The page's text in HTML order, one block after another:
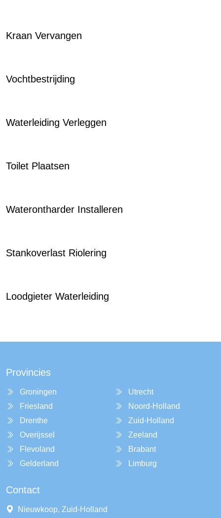
Kraan Vervangen
Vochtbestrijding
Waterleiding Verleggen
Toilet Plaatsen
Waterontharder Installeren
Stankoverlast Riolering
Loodgieter Waterleiding
Provincies
Groningen
Friesland
Drenthe
Overijssel
Flevoland
Gelderland
Utrecht
Noord-Holland
Zuid-Holland
Zeeland
Brabant
Limburg
Contact
Nieuwkoop, Zuid-Holland